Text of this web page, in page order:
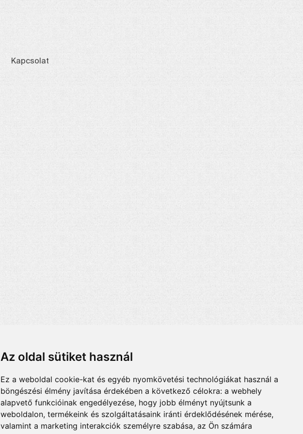
Az oldal sütiket használ
Ez a weboldal cookie-kat és egyéb nyomkövetési technológiákat használ a
böngészési élmény javítása érdekében a következő célokra: a webhely
alapvető funkcióinak engedélyezése, hogy jobb élményt nyújtsunk a
weboldalon, termékeink és szolgáltatásaink iránti érdeklődésének mérése,
valamint a marketing interakciók személyre szabása, az Ön számára
Kapcsolat